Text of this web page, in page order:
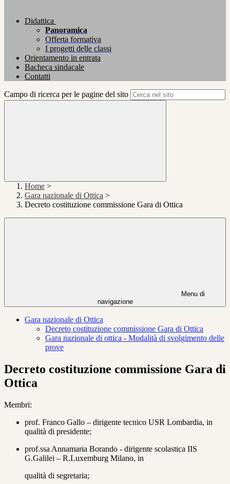
Didattica
Panoramica
Offerta formativa
I progetti delle classi
Orientamento in entrata
Bacheca sindacale
Contatti
Campo di ricerca per le pagine del sito
Home >
Gara nazionale di Ottica >
Decreto costituzione commissione Gara di Ottica
Menu di
navigazione
Gara nazionale di Ottica
Decreto costituzione commissione Gara di Ottica
Gara nazionale di ottica - Modalità di svolgimento delle
prove
Decreto costituzione commissione Gara di
Ottica
Membri:
prof. Franco Gallo – dirigente tecnico USR Lombardia, in
qualità di presidente;
prof.ssa Annamaria Borando - dirigente scolastica IIS
G.Galilei – R.Luxemburg Milano, in
qualità di segretaria;